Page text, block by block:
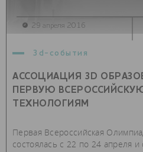
3d-события
АССОЦИАЦИЯ 3D
ПЕРВУЮ
ТЕХНОЛОГИЯМ
Первая Всероссийская
состоялась с 22 по 24 апреля
29 апреля 2016